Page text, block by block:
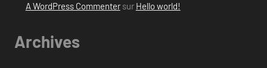
A WordPress Commentersur Hello world!
Archives